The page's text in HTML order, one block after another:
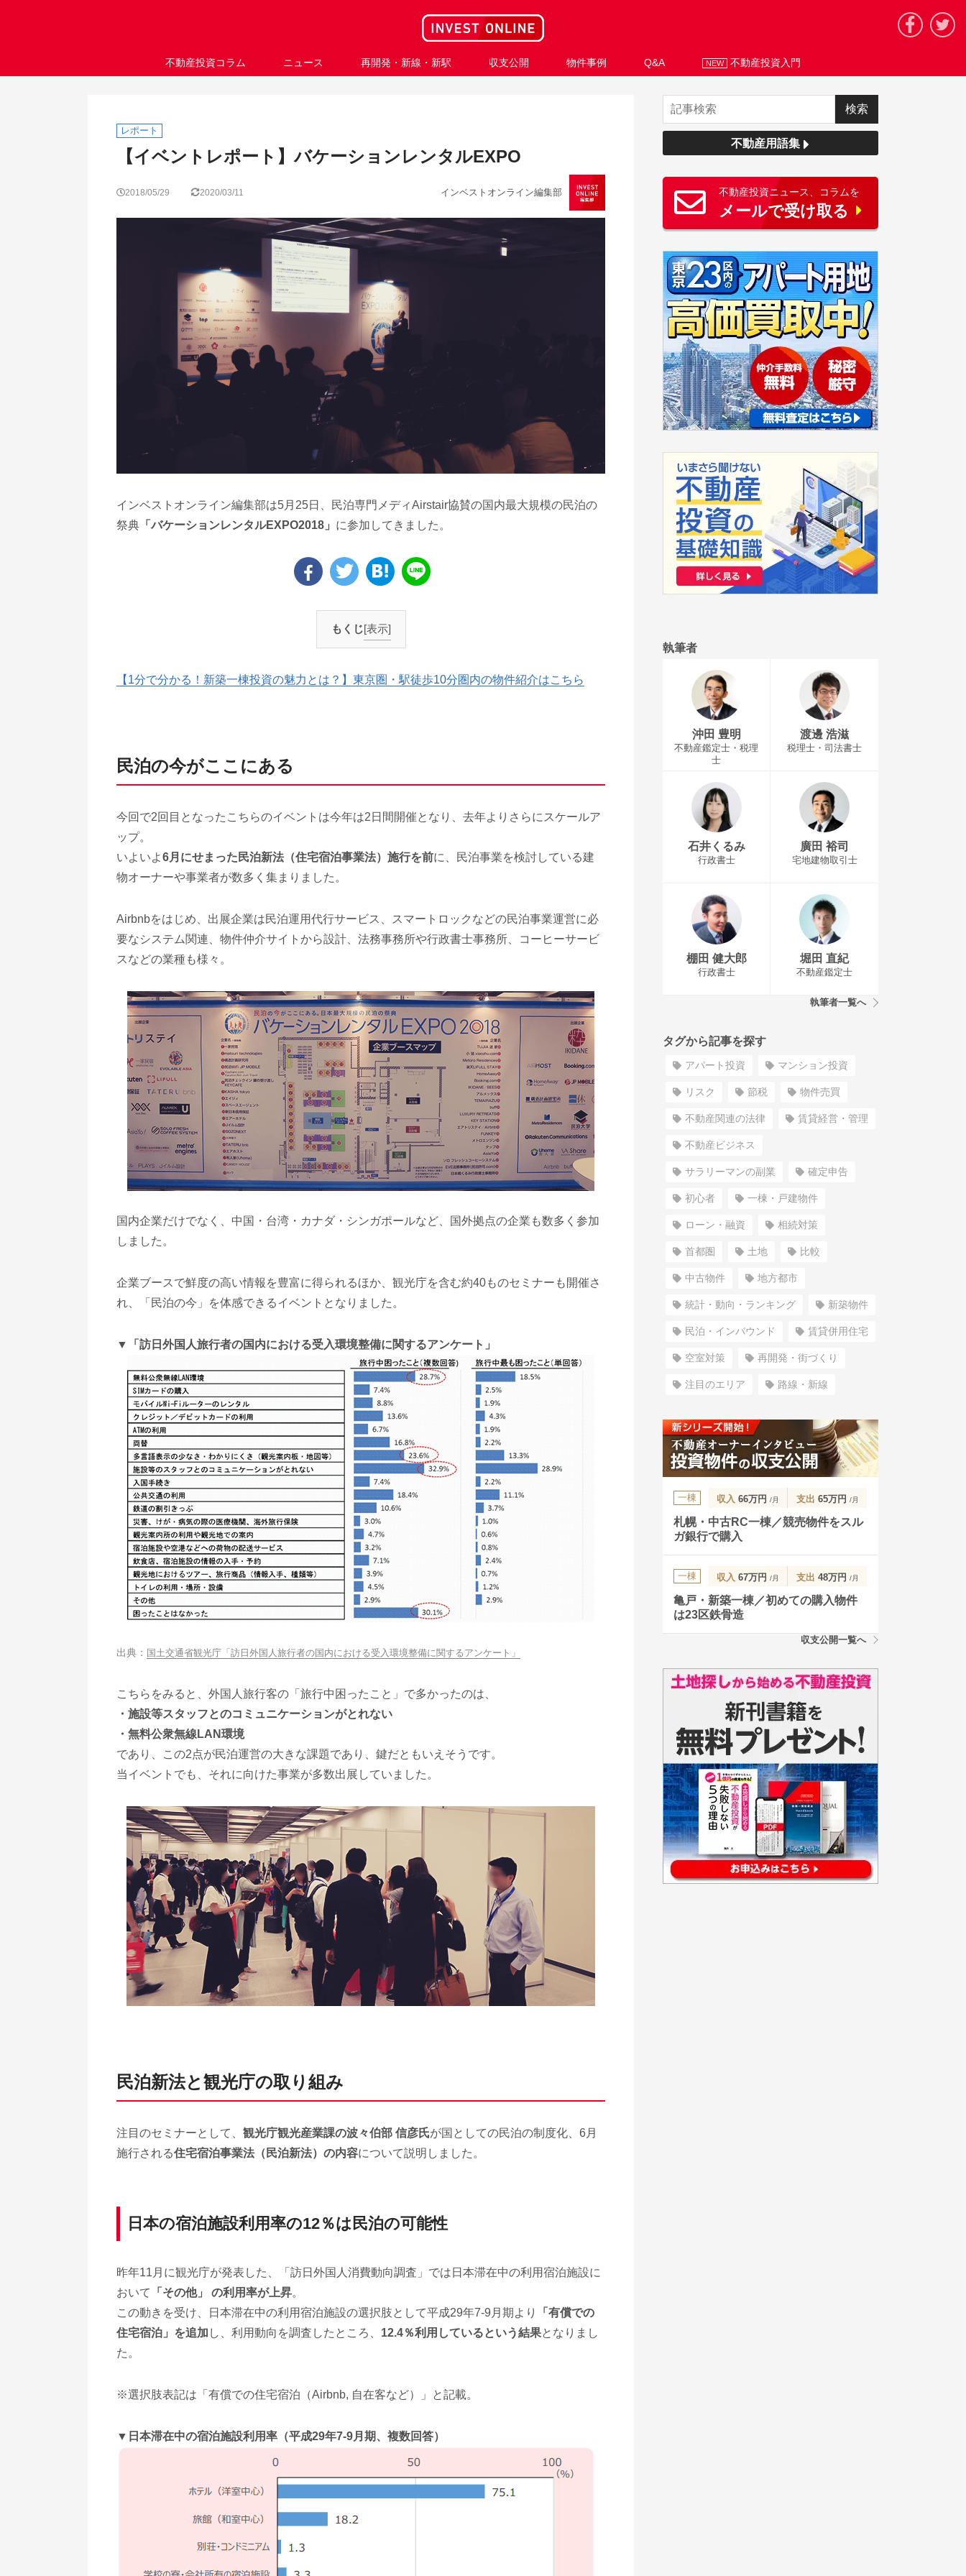
不動産投資コラム ニュース 再開発・新線・新駅 収支公開 物件事例 Q&A NEW 不動産投資入門
レポート
【イベントレポート】バケーションレンタルEXPO
2018/05/29 2020/03/11 インベストオンライン編集部
インベストオンライン編集部は5月25日、民泊専門メディAirstair協賛の国内最大規模の民泊の
祭典 「バケーションレンタルEXPO2018」 に参加してきました。
もくじ[表示]
【1分で分かる！新築一棟投資の魅力とは？】東京圏・駅徒歩10分圏内の物件紹介はこちら
民泊の今がここにある
今回で2回目となったこちらのイベントは今年は2日間開催となり、去年よりさらにスケールア
ップ。
いよいよ6月にせまった民泊新法（住宅宿泊事業法）施行を前に、民泊事業を検討している建
物オーナーや事業者が数多く集まりました。
Airbnbをはじめ、出展企業は民泊運用代行サービス、スマートロックなどの民泊事業運営に必
要なシステム関連、物件仲介サイトから設計、法務事務所や行政書士事務所、コーヒーサービ
スなどの業種も様々。
国内企業だけでなく、中国・台湾・カナダ・シンガポールなど、国外拠点の企業も数多く参加
しました。
企業ブースで鮮度の高い情報を豊富に得られるほか、観光庁を含む約40ものセミナーも開催さ
れ、「民泊の今」を体感できるイベントとなりました。
▼「訪日外国人旅行者の国内における受入環境整備に関するアンケート」
国土交通省観光庁「訪日外国人旅行者の国内における受入環境整備に関するアンケート」
こちらをみると、外国人旅行客の「旅行中困ったこと」で多かったのは、
・施設等スタッフとのコミュニケーションがとれない
・無料公衆無線LAN環境
であり、この2点が民泊運営の大きな課題であり、鍵だともいえそうです。
当イベントでも、それに向けた事業が多数出展していました。
民泊新法と観光庁の取り組み
注目のセミナーとして、 観光庁観光産業課の波々伯部 信彦氏が国としての民泊の制度化、6月
施行される住宅宿泊事業法（民泊新法）の内容について説明しました。
日本の宿泊施設利用率の12％は民泊の可能性
昨年11月に観光庁が発表した、「訪日外国人消費動向調査」では日本滞在中の利用宿泊施設に
おいて
「その他」 の利用率が上昇。
この動きを受け、日本滞在中の利用宿泊施設の選択肢として平成29年7-9月期より
「有償での
住宅宿泊」を追加 し、利用動向を調査したところ、 12.4％利用しているという結果となりまし
た。
※選択肢表記は「有償での住宅宿泊（Airbnb, 自在客など）」と記載。
▼日本滞在中の宿泊施設利用率（平成29年7-9月期、複数回答）
不動産用語集
不動産投資ニュース、コラムを
メールで受け取る
執筆者
沖田 豊明
不動産鑑定士・税理
士
渡邊 浩滋
税理士・司法書士
石井くるみ
行政書士
廣田 裕司
宅地建物取引士
棚田 健大郎
行政書士
堀田 直紀
不動産鑑定士
執筆者一覧へ
タグから記事を探す
アパート投資 マンション投資
リスク 節税 物件売買
不動産関連の法律 賃貸経営・管理
不動産ビジネス
サラリーマンの副業 確定申告
初心者 一棟・戸建物件
ローン・融資 相続対策
首都圏 土地 比較
中古物件 地方都市
統計・動向・ランキング 新築物件
民泊・インバウンド 賃貸併用住宅
空室対策 再開発・街づくり
注目のエリア 路線・新線
一棟 収入 66万円 /月 支出 65万円 /月
札幌・中古RC一棟／競売物件をスル
ガ銀行で購入
一棟 収入 67万円 /月 支出 48万円 /月
亀戸・新築一棟／初めての購入物件
は23区鉄骨造
収支公開一覧へ